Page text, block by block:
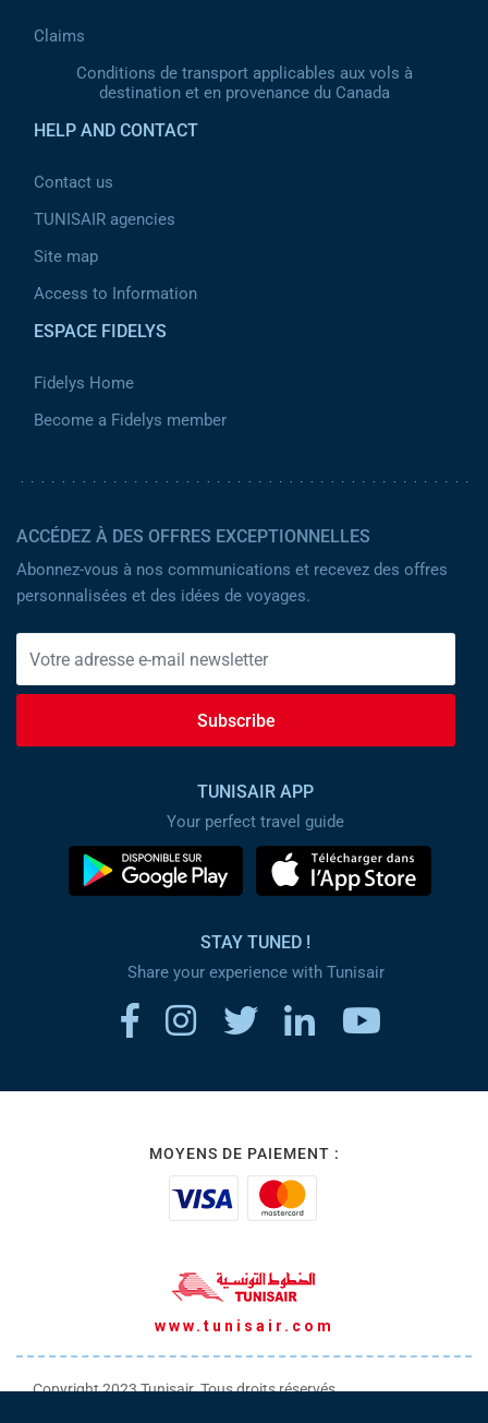
Claims
Conditions de transport applicables aux vols à
destination et en provenance du Canada
HELP AND CONTACT
Contact us
TUNISAIR agencies
Site map
Access to Information
ESPACE FIDELYS
Fidelys Home
Become a Fidelys member
ACCÉDEZ À DES OFFRES EXCEPTIONNELLES
Abonnez-vous à nos communications et recevez des offres
personnalisées et des idées de voyages.
Subscribe
TUNISAIR APP
Your perfect travel guide
STAY TUNED !
Share your experience with Tunisair
MOYENS DE PAIEMENT :
www.tunisair.com
Copyright 2023 Tunisair. Tous droits réservés